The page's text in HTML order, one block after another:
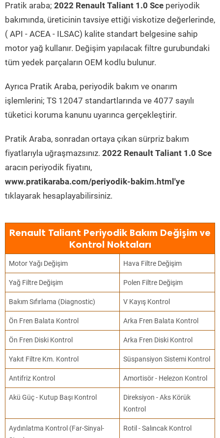
Pratik araba; 2022 Renault Taliant 1.0 Sce periyodik
bakımında, üreticinin tavsiye ettiği viskotize değerlerinde,
( API - ACEA - ILSAC) kalite standart belgesine sahip
motor yağ kullanır. Değişim yapılacak filtre gurubundaki
tüm yedek parçaların OEM kodlu bulunur.
Ayrıca Pratik Araba, periyodik bakım ve onarım
işlemlerini; TS 12047 standartlarında ve 4077 sayılı
tüketici koruma kanunu uyarınca gerçekleştirir.
Pratik Araba, sonradan ortaya çıkan sürpriz bakım
fiyatlarıyla uğraşmazsınız. 2022 Renault Taliant 1.0 Sce
aracın periyodik fiyatını,
www.pratikaraba.com/periyodik-bakim.html'ye
tıklayarak hesaplayabilirsiniz.
Renault Taliant Periyodik Bakım Değişim ve
Kontrol Noktaları
Motor Yağı Değişim Hava Filtre Değişim
Yağ Filtre Değişim Polen Filtre Değişim
Bakım Sıfırlama (Diagnostic) V Kayış Kontrol
Ön Fren Balata Kontrol Arka Fren Balata Kontrol
Ön Fren Diski Kontrol Arka Fren Diski Kontrol
Yakıt Filtre Km. Kontrol Süspansiyon Sistemi Kontrol
Antifriz Kontrol Amortisör - Helezon Kontrol
Akü Güç - Kutup Başı Kontrol
Direksiyon - Aks Körük
Kontrol
Aydınlatma Kontrol (Far-Sinyal-
Rotil - Salıncak Kontrol